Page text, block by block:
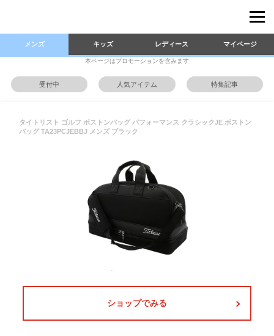
メンズ キッズ レディース マイページ
本ページはプロモーションを含みます
受付中 人気アイテム 特集記事
タイトリスト ゴルフ ボストンバッグ パフォーマンス クラシックJE ボストン
バッグ TA23PCJEBBJ メンズ ブラック
ショップでみる